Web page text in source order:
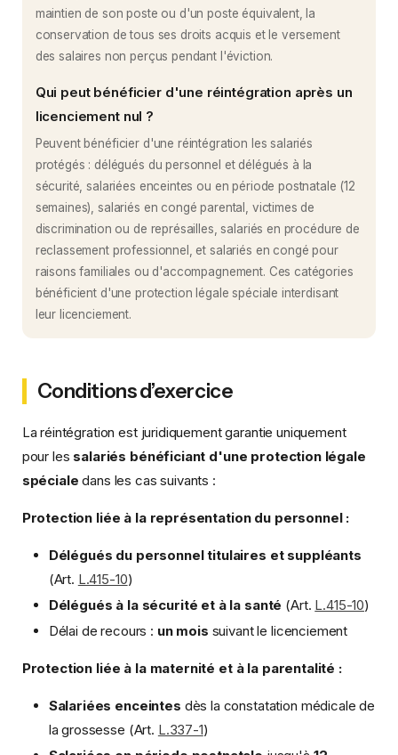
maintien de son poste ou d'un poste équivalent, la
conservation de tous ses droits acquis et le versement
des salaires non perçus pendant l'éviction.
Qui peut bénéficier d'une réintégration après un
licenciement nul ?
Peuvent bénéficier d'une réintégration les salariés
protégés : délégués du personnel et délégués à la
sécurité, salariées enceintes ou en période postnatale (12
semaines), salariés en congé parental, victimes de
discrimination ou de représailles, salariés en procédure de
reclassement professionnel, et salariés en congé pour
raisons familiales ou d'accompagnement. Ces catégories
bénéficient d'une protection légale spéciale interdisant
leur licenciement.
Conditions d’exercice
La réintégration est juridiquement garantie uniquement
pour les salariés bénéficiant d'une protection légale
spéciale dans les cas suivants :
Protection liée à la représentation du personnel :
Délégués du personnel titulaires et suppléants
(Art. L.415-10)
Délégués à la sécurité et à la santé (Art. L.415-10)
Délai de recours : un mois suivant le licenciement
Protection liée à la maternité et à la parentalité :
Salariées enceintes dès la constatation médicale de
la grossesse (Art. L.337-1)